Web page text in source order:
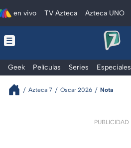
en vivo TV Azteca Azteca UNO
Geek Películas Series Especiales
Azteca 7 Oscar 2026 Nota
PUBLICIDAD